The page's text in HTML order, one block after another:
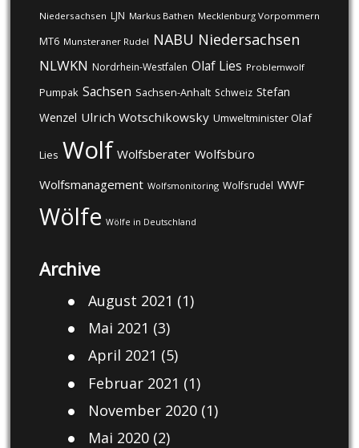
Niedersachsen LJN Markus Bathen Mecklenburg Vorpommern
MT6 Munsteraner Rudel NABU Niedersachsen
NLWKN Nordrhein-Westfalen Olaf Lies Problemwolf
Pumpak Sachsen Sachsen-Anhalt Schweiz Stefan
Wenzel Ulrich Wotschikowsky Umweltminister Olaf
Lies Wolf Wolfsberater Wolfsbüro
Wolfsmanagement Wolfsmonitoring Wolfsrudel WWF
Wölfe Wölfe in Deutschland
Archive
August 2021 (1)
Mai 2021 (3)
April 2021 (5)
Februar 2021 (1)
November 2020(1)
Mai 2020(2)